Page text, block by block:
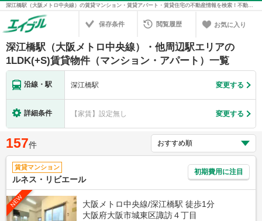
深江橋駅（大阪メトロ中央線）の賃貸マンション・賃貸アパート・賃貸住宅の不動産情報を検索！不動産賃貸の物件探しは、お部屋探しのエイブル
保存条件 閲覧履歴 お気に入り
深江橋駅（大阪メトロ中央線）・他周辺駅エリアの
1LDK(+S)賃貸物件（マンション・アパート）一覧
沿線・駅 深江橋駅 変更する
詳細条件 【家賃】設定無し 変更する
157件
賃貸マンション
ルネス・リビエール
初期費用に注目
NEW
大阪メトロ中央線/深江橋駅 徒歩1分
大阪府大阪市城東区諏訪４丁目